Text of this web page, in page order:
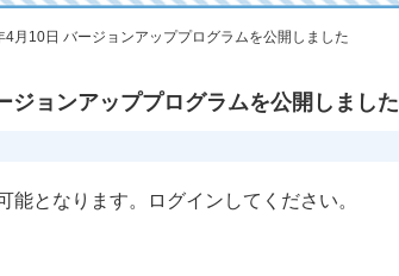
4月10日 バージョンアッププログラムを公開しました
ジョンアッププログラムを公開しました
となります。ログインしてください。